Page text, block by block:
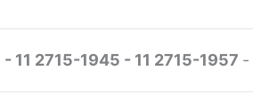
- 11 2715-1945 - 11 2715-1957 -